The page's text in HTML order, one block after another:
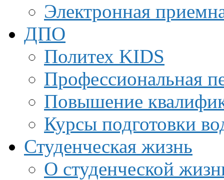
Электронная
ДПО
Политех KIDS
Профессиональная
Повышение
Курсы подготовки
Студенческая жизнь
О студенческой